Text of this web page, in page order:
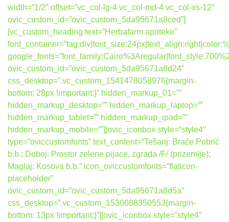
width=”1/2″ offset=”vc_col-lg-4 vc_col-md-4 vc_col-xs-12″
ovic_custom_id=”ovic_custom_5da95671a8ced”]
[vc_custom_heading text=”Herbafarm apoteke”
ovic_custom_id=”ovic_custom_5da95671a8d24″
css_desktop=”.vc_custom_1541478058976{margin-
bottom: 28px !important;}” hidden_markup_01=””
hidden_markup_desktop=”” hidden_markup_laptop=””
hidden_markup_tablet=”” hidden_markup_ipad=””
hidden_markup_mobile=””][ovic_iconbox style=”style4″
type=”oviccustomfonts” text_content=”Tešanj: Braće Pobrić
b.b.; Doboj: Prostor zelene pijace, zgrada /F/ (prizemlje);
Maglaj: Kosova b.b.” icon_oviccustomfonts=”flaticon-
placeholder”
ovic_custom_id=”ovic_custom_5da95671a8d5a”
css_desktop=”.vc_custom_1530088350553{margin-
bottom: 13px !important;}”][ovic_iconbox style=”style4″